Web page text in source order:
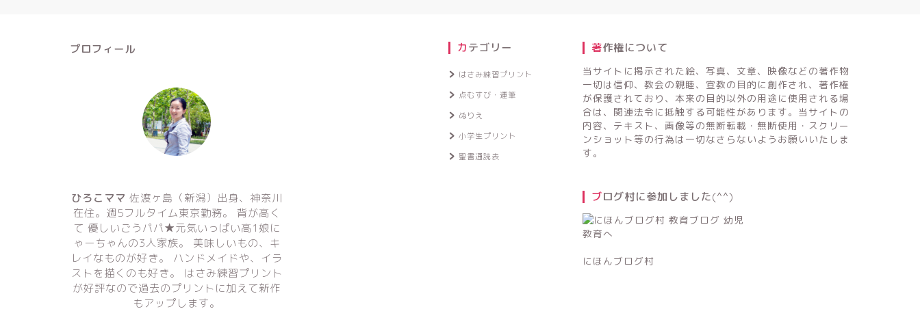
プロフィール
ひろこママ 佐渡ヶ島（新潟）出身、神奈川
在住。週5フルタイム東京勤務。 背が高く
て 優しいごうパパ★元気いっぱい高1娘に
ゃーちゃんの3人家族。 美味しいもの、キ
レイなものが好き。 ハンドメイドや、イラ
ストを描くのも好き。 はさみ練習プリント
が好評なので過去のプリントに加えて新作
もアップします。
カテゴリー
はさみ練習プリント
点むすび・運筆
ぬりえ
小学生プリント
聖書通読表
著作権について
当サイトに掲示された絵、写真、文章、映像などの著作物
一切は信仰、教会の親睦、宣教の目的に創作され、著作権
が保護されており、本来の目的以外の用途に使用される場
合は、関連法令に抵触する可能性があります。当サイトの
内容、テキスト、画像等の無断転載・無断使用・スクリー
ンショット等の行為は一切なさらないようお願いいたしま
す。
ブログ村に参加しました(^^)
にほんブログ村